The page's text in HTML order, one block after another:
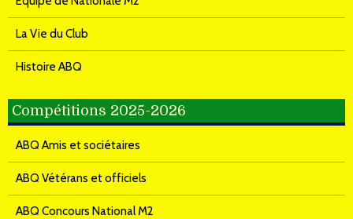
La Vie du Club
Histoire ABQ
Compétitions 2025-2026
ABQ Amis et sociétaires
ABQ Vétérans et officiels
ABQ Concours National M2